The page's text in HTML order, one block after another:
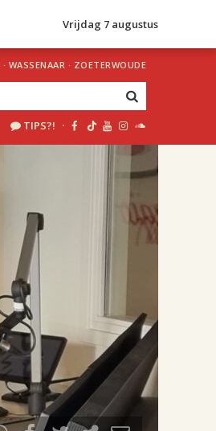
Vrijdag 7 augustus
· WASSENAAR · ZOETERWOUDE
TIPS?! ·
uur 1 van 2
Volgend uur